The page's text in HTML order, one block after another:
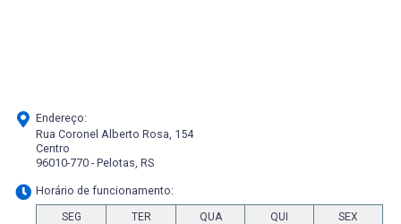
Endereço:
Rua Coronel Alberto Rosa, 154
Centro
96010-770 - Pelotas, RS
Horário de funcionamento:
SEG TER QUA QUI
SEX